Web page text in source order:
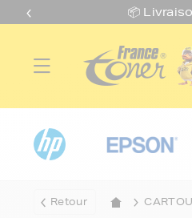
📦
Retour